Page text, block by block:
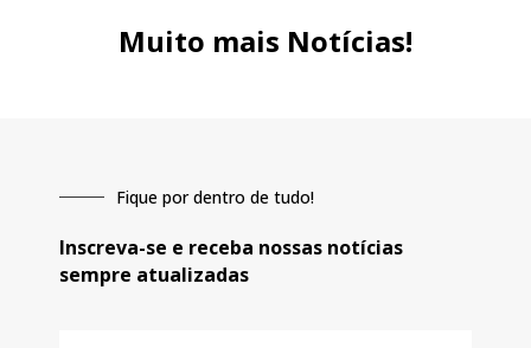
Muito mais Notícias!
Fique por dentro de tudo!
Inscreva-se e receba nossas notícias
sempre atualizadas